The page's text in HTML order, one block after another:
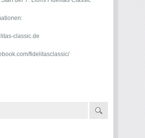
classic.de
fidelitasclassic/